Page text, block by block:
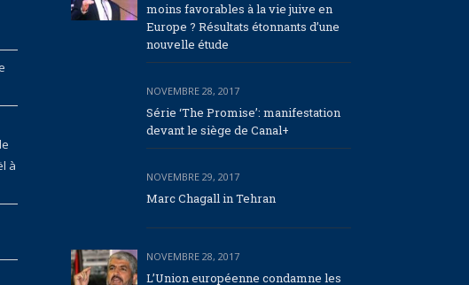
à
moins favorables à la vie juive en
Europe ? Résultats étonnants d’une
nouvelle étude
NOVEMBRE 28, 2017
Série ‘The Promise’: manifestation
devant le siège de Canal+
NOVEMBRE 29, 2017
Marc Chagall in Tehran
NOVEMBRE 28, 2017
L’Union européenne condamne les